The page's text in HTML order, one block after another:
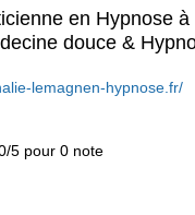
en Hypnose à
douce &
lemagnen-hypnose.fr/
5 pour 0 note